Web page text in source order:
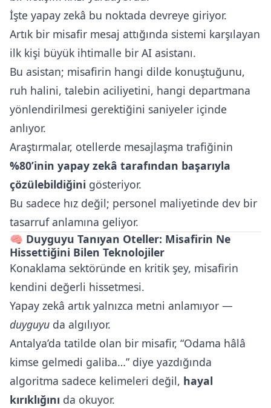
İşte yapay zekâ bu noktada devreye giriyor.
Artık bir misafir mesaj attığında sistemi karşılayan
ilk kişi büyük ihtimalle bir AI asistanı.
Bu asistan; misafirin hangi dilde konuştuğunu,
ruh halini, talebin aciliyetini, hangi departmana
yönlendirilmesi gerektiğini saniyeler içinde
anlıyor.
Araştırmalar, otellerde mesajlaşma trafiğinin
%80’inin yapay zekâ tarafından başarıyla
çözülebildiğini gösteriyor.
Bu sadece hız değil; personel maliyetinde dev bir
tasarruf anlamına geliyor.
🧠 Duyguyu Tanıyan Oteller: Misafirin Ne
Hissettiğini Bilen Teknolojiler
Konaklama sektöründe en kritik şey, misafirin
kendini değerli hissetmesi.
Yapay zekâ artık yalnızca metni anlamıyor —
duyguyu da algılıyor.
Antalya’da tatilde olan bir misafir, “Odama hâlâ
kimse gelmedi galiba…” diye yazdığında
algoritma sadece kelimeleri değil, hayal
kırıklığını da okuyor.